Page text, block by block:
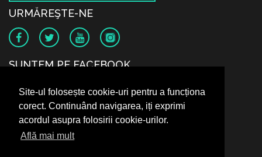
Site-ul folosește cookie-uri pentru a funcționa
corect. Continuând navigarea, iți exprimi
acordul asupra folosirii cookie-urilor.
Află mai mult
URMĂREŞTE-NE
SUNTEM PE FACEBOOK